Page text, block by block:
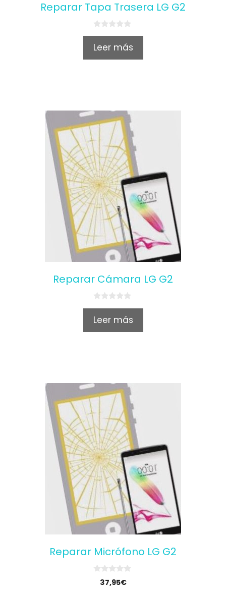
Reparar Tapa Trasera LG G2
0
u
Leer más
Reparar Cámara LG G2
0
u
Leer más
Reparar Micrófono LG G2
37,95€